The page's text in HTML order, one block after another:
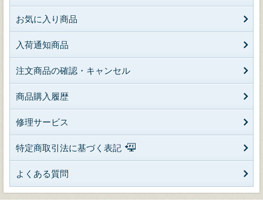
お気に入り商品
入荷通知商品
注文商品の確認・キャンセル
商品購入履歴
修理サービス
特定商取引法に基づく表記
よくある質問